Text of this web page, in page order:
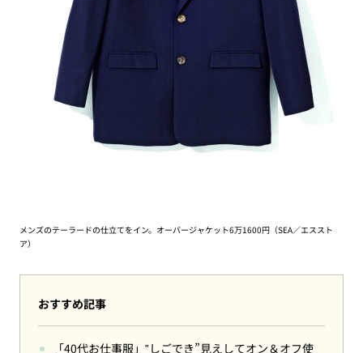
メンズのテーラードの仕立てをイン。オーバージャケット6万1600円（SEA／エススト
ア）
おすすめ記事
「40代お仕事服」‟しごでき”見えしてオン＆オフ使